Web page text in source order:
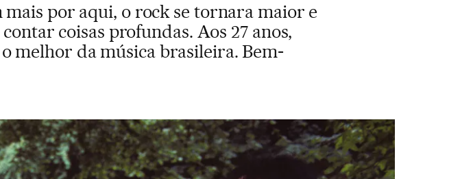
por aqui, o rock se tornara maior e
coisas profundas. Aos 27 anos,
melhor da música brasileira. Bem-